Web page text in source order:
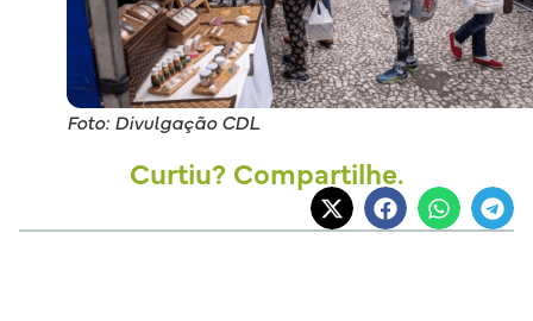
Foto: Divulgação CDL
Curtiu? Compartilhe.